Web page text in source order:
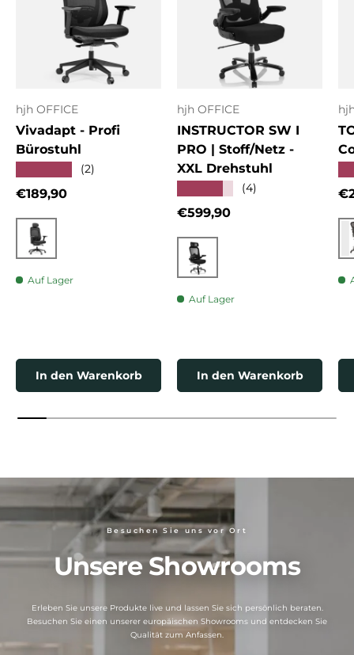
hjh OFFICE
Vivadapt - Profi
Bürostuhl
(2)
Normaler Preis
€189,90
Schwarz
Auf Lager
In den Warenkorb
hjh OFFICE
INSTRUCTOR SW I
PRO | Stoff/Netz -
XXL Drehstuhl
(4)
Normaler Preis
€599,90
Schwarz
Auf Lager
In den Warenkorb
Besuchen Sie uns vor Ort
Unsere Showrooms
Erleben Sie unsere Produkte live und lassen Sie sich persönlich beraten.
Besuchen Sie einen unserer europäischen Showrooms und entdecken Sie
Qualität zum Anfassen.